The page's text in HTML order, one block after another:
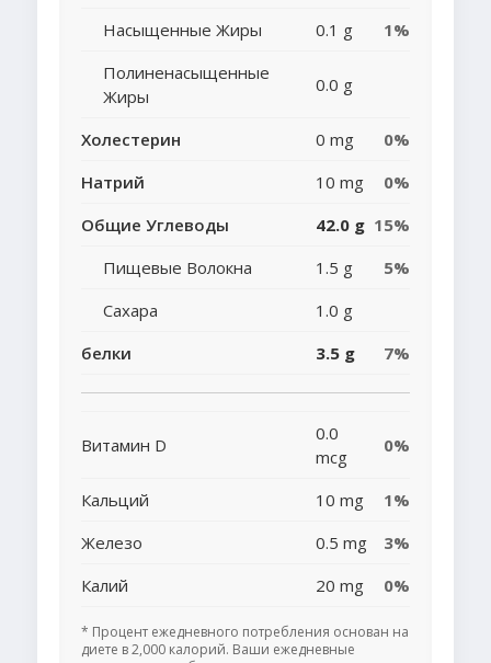
Насыщенные Жиры
0.1 g
1%
Полиненасыщенные
Жиры
0.0 g
Холестерин 0 mg
0%
Натрий
10 mg
0%
Общие Углеводы
42.0 g 15%
Пищевые Волокна
1.5 g
5%
Сахара
1.0 g
белки
3.5 g 7%
Витамин D
0.0
mcg
0%
Кальций 10 mg
1%
Железо
0.5 mg
3%
Калий
20 mg 0%
* Процент ежедневного потребления основан на
диете в 2,000 калорий. Ваши ежедневные